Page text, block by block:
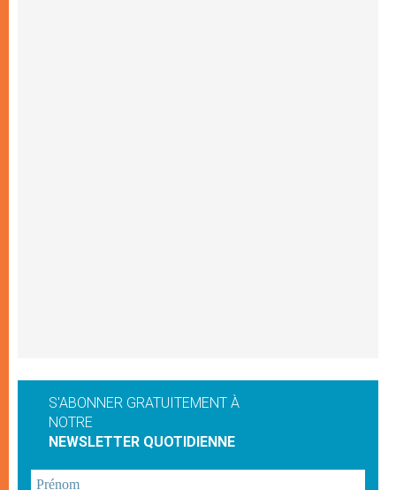
S'ABONNER GRATUITEMENT À
NOTRE
NEWSLETTER QUOTIDIENNE